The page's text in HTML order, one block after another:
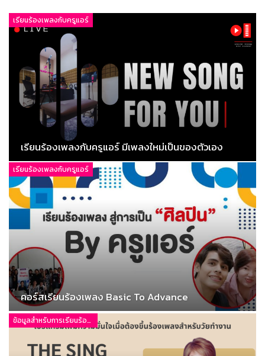
เรียนร้องเพลงกับครูแอร์
เรียนร้องเพลงกับครูแอร์ มีเพลงใหม่เป็นของตัวเอง
เรียนร้องเพลงกับครูแอร์
คอร์สเรียนร้องเพลง Basic To Advance
ข้อมูลสำหรับการเรียนร้องเพลง